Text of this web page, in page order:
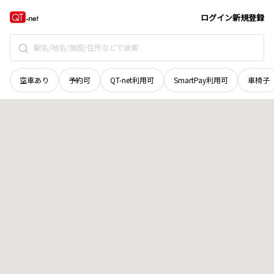
ログイン新規登録
空車あり 予約可 QT-net利用可 SmartPay利用可 車椅子
岡山県